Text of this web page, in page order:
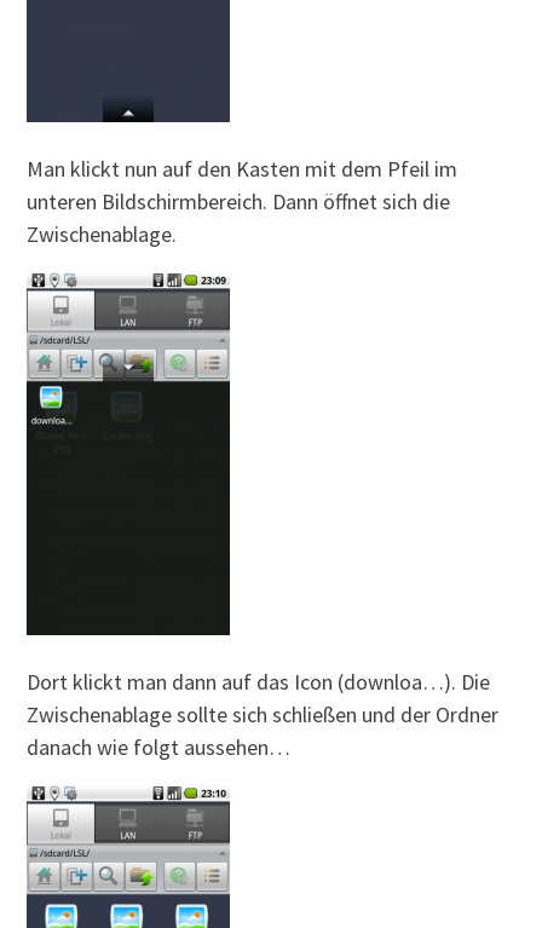
Man klickt nun auf den Kasten mit dem Pfeil im
unteren Bildschirmbereich. Dann öffnet sich die
Zwischenablage.
Dort klickt man dann auf das Icon (downloa…). Die
Zwischenablage sollte sich schließen und der Ordner
danach wie folgt aussehen…